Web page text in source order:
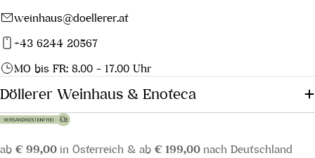
Deutschland fortsetzen wird
französischen Sorten weiterhin
stark steigen.
weinhaus@doellerer.at
+43 6244 20567
MO bis FR: 8.00 - 17.00 Uhr
Döllerer Weinhaus & Enoteca
ab € 99,00 in Österreich & ab € 199,00 nach Deutschland